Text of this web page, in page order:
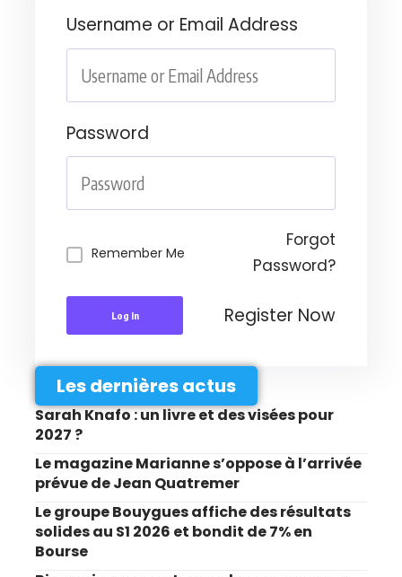
Username or Email Address
Password
Remember Me
Forgot
Password?
Log In Register Now
Les dernières actus
Sarah Knafo : un livre et des visées pour
2027 ?
Le magazine Marianne s’oppose à l’arrivée
prévue de Jean Quatremer
Le groupe Bouygues affiche des résultats
solides au S1 2026 et bondit de 7% en
Bourse